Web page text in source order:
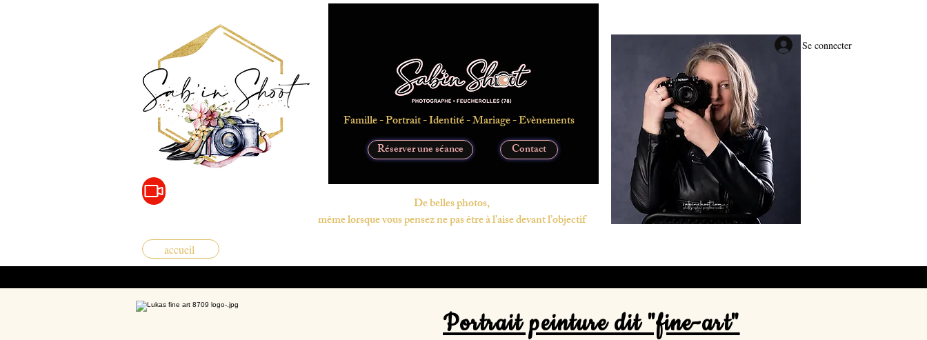
Se connecter
Famille - Portrait - Identité - Mariage - Evènements
Réserver une séance Contact
De belles photos,
même lorsque vous pensez ne pas être à l’aise devant l’objectif
#E0BE66
accueil
Portrait peinturedit "fine-art"